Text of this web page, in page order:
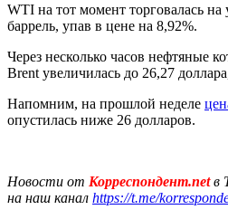
WTI на тот момент торговалась на
баррель, упав в цене на 8,92%.
Через несколько часов нефтяные
Brent увеличилась до 26,27
Напомним, на прошлой неделе
опустилась ниже 26 долларов.
Новости от Корреспондент.netв
на наш канал https://t.me/